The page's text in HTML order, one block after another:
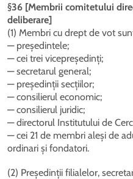
§36 [Membrii comitetului
deliberare]
(1) Membri cu drept de vot
— președintele;
— cei trei vicepreședinți;
— secretarul general;
— președinții secțiilor;
— consilierul economic;
— consilierul juridic;
— directorul Institutului de
— cei 21 de membri aleși de
ordinari și fondatori.
(2) Președinții filialelor,